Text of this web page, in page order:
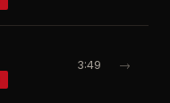
3:49 →